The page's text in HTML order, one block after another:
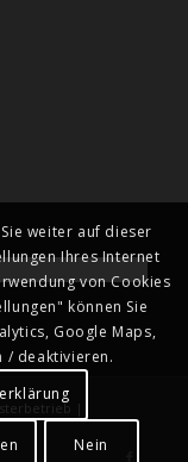
|
weiter auf dieser
Ihres Internet
von Cookies
können Sie
Google Maps,
/ deaktivieren.
Nein